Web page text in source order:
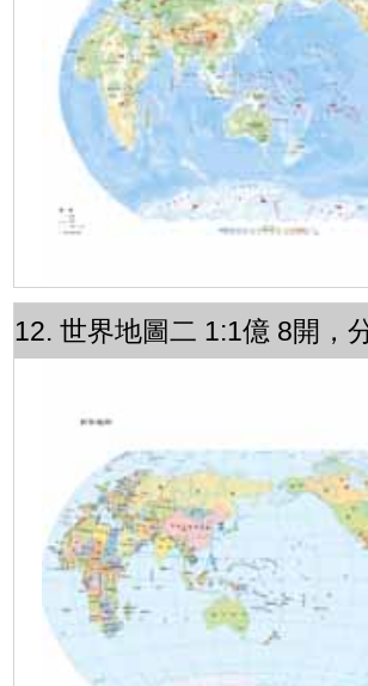
12. 世界地圖二 1:1億 8開，